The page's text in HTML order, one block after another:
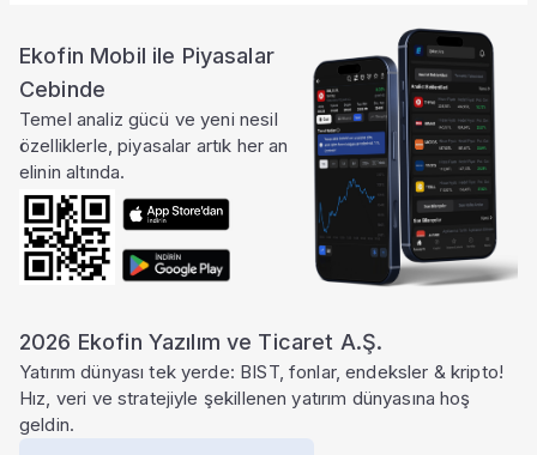
Ekofin Mobil ile Piyasalar
Cebinde
Temel analiz gücü ve yeni nesil
özelliklerle, piyasalar artık her an
elinin altında.
2026 Ekofin Yazılım ve Ticaret A.Ş.
Yatırım dünyası tek yerde: BIST, fonlar, endeksler & kripto!
Hız, veri ve stratejiyle şekillenen yatırım dünyasına hoş
geldin.